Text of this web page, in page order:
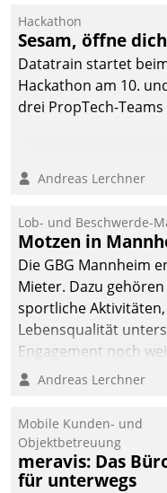
Die monatlichen
Mitteilungen zum
Heizungs- und
Wasserverbrauch
automatisiert,
und auf Wunsch über
Kommunikationswege
Hackathon
Sesam, öffne
Datatrain startet
Hackathon am 10.
drei PropTech-
Andreas Lerchner
Lob- und Beschwerde-
Motzen in
Die GBG Mannheim
Mieter. Dazu
sportliche
Lebensqualität
Engagement noch
von Beschwerden –
und Beschwerde-
ein.
Andreas Lerchner
Mobile Kunden- und
Objektbetreuung
meravis: Das
für unterwegs